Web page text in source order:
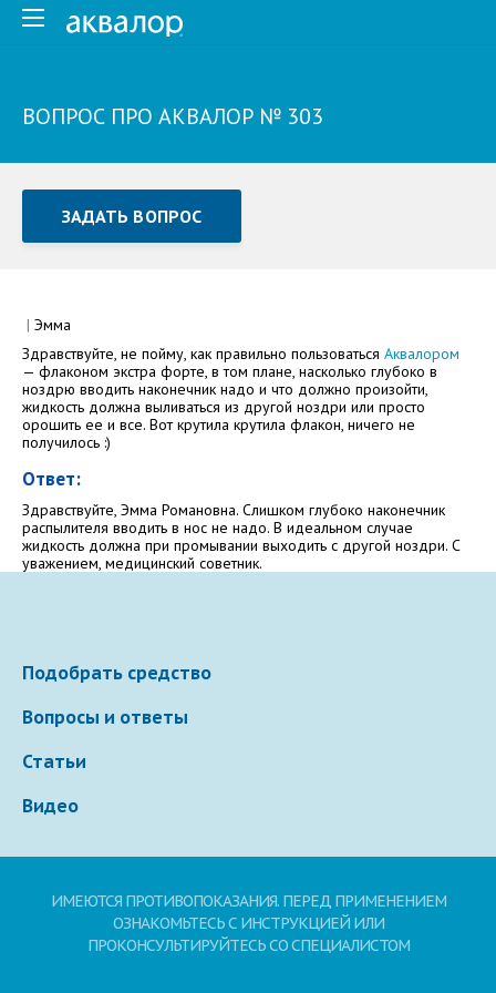
ВОПРОС ПРО АКВАЛОР № 303
ЗАДАТЬ ВОПРОС
Как Вас зовут
Электронная почта
Свернуть
| Эмма
Здравствуйте, не пойму, как правильно пользоваться Аквалором
— флаконом экстра форте, в том плане, насколько глубоко в
ноздрю вводить наконечник надо и что должно произойти,
жидкость должна выливаться из другой ноздри или просто
орошить ее и все. Вот крутила крутила флакон, ничего не
получилось :)
Ответ:
Здравствуйте, Эмма Романовна. Слишком глубоко наконечник
распылителя вводить в нос не надо. В идеальном случае
жидкость должна при промывании выходить с другой ноздри. С
уважением, медицинский советник.
Подобрать средство
Вопросы и ответы
Статьи
Видео
ИМЕЮТСЯ ПРОТИВОПОКАЗАНИЯ. ПЕРЕД ПРИМЕНЕНИЕМ
ОЗНАКОМЬТЕСЬ С ИНСТРУКЦИЕЙ ИЛИ
ПРОКОНСУЛЬТИРУЙТЕСЬ СО СПЕЦИАЛИСТОМ